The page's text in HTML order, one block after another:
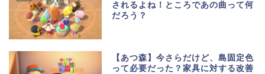
されるよね！ところであの曲って何
だろう？
【あつ森】今さらだけど、島固定色
って必要だった？家具に対する改善